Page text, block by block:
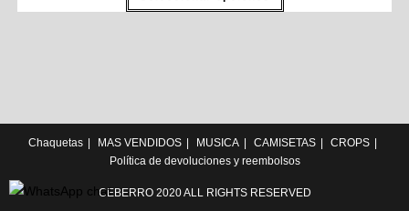
Chaquetas MAS VENDIDOS MUSICA CAMISETAS
CROPS
Política de devoluciones y reembolsos
CEBERRO 2020 ALL RIGHTS RESERVED